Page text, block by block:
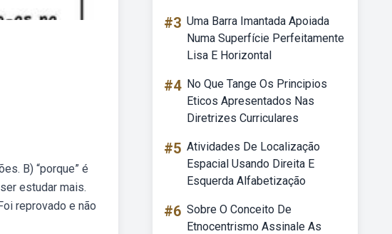
B) “porque” é
estudar mais.
reprovado e não
#3 Uma Barra Imantada Apoiada
Numa Superfície Perfeitamente
Lisa E Horizontal
#4 No Que Tange Os Principios
Eticos Apresentados Nas
Diretrizes Curriculares
#5 Atividades De Localização
Espacial Usando Direita E
Esquerda Alfabetização
#6 Sobre O Conceito De
Etnocentrismo Assinale As